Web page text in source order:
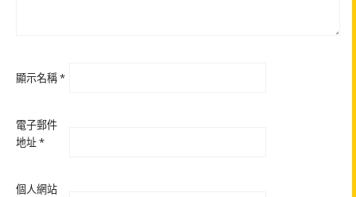
顯示名稱*
電子郵件
地址*
個人網站